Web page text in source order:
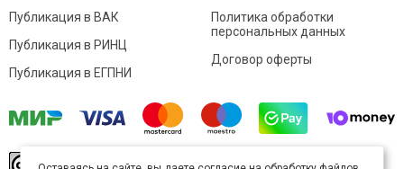
Публикация в ВАК
Публикация в РИНЦ
Публикация в ЕГПНИ
Политика обработки
персональных данных
Договор оферты